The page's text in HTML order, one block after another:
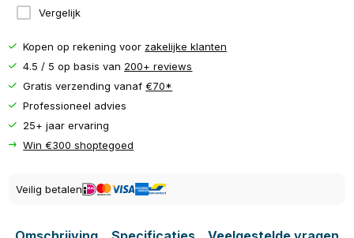
Vergelijk
Kopen op rekening voor zakelijke klanten
4.5 / 5 op basis van 200+ reviews
Gratis verzending vanaf€70*
Professioneel advies
25+ jaar ervaring
Win €300 shoptegoed
Veilig betalen